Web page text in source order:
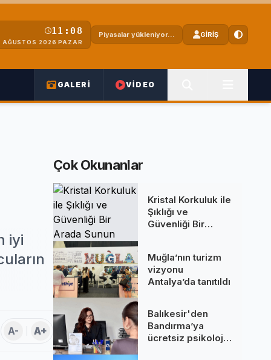
11:08
AĞUSTOS 2026 PAZAR
Piyasalar yükleniyor... GİRİŞ
GALERİ VİDEO
iyi
A- A+
Çok Okunanlar
Kristal Korkuluk ile
Şıklığı ve
Güvenliği Bir
Muğla’nın turizm
vizyonu
Antalya’da tanıtıldı
Balıkesir'den
Bandırma’ya
ücretsiz psikolojik